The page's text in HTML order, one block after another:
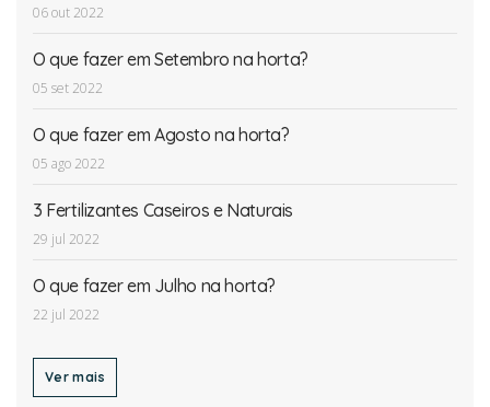
06 out 2022
O que fazer em Setembro na horta?
05 set 2022
O que fazer em Agosto na horta?
05 ago 2022
3 Fertilizantes Caseiros e Naturais
29 jul 2022
O que fazer em Julho na horta?
22 jul 2022
Ver mais